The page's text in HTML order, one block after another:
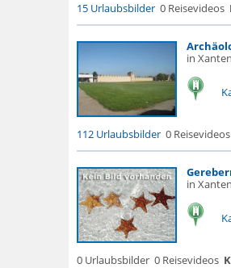
15 Urlaubsbilder 0 Reisevideos
in Xanten
112 Urlaubsbilder 0 Reisevideos
in Xanten
0 Urlaubsbilder 0 Reisevideos